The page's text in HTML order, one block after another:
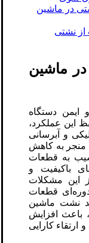
در ماشین
از نشتی
ماشین
ایمن دستگاه
این عملکرد،
و آبرسانی
منجر به کاهش
به قطعات
باکیفیت و
این مشکلات
قطعات
نشت ماشین
باعث افزایش
کارایی